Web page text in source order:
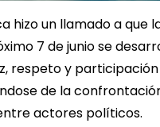
hizo un llamado a que
7 de junio se
respeto y participación
de la
actores políticos.